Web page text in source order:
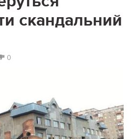
скандальний
0